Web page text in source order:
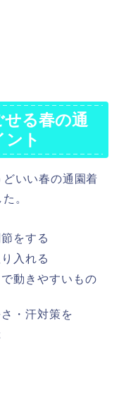
せる春の通
ント
いい春の通園着
。
をする
入れる
動きやすいもの
・汗対策を